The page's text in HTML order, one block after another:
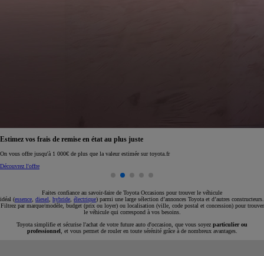
Réservez en ligne votre occasion pour 1€ seulement
Réservez en ligne
Faites confiance au savoir-faire de Toyota Occasions pour trouver le véhicule
idéal (essence diesel hybride électrique) parmi une large sélection d’annonces Toyota et d’autres constructeurs.
Filtrez par marque/modèle, budget (prix ou loyer) ou localisation (ville, code postal et concession) pour trouver
le véhicule qui correspond à vos besoins.
Toyota simplifie et sécurise l'achat de votre future auto d'occasion, que vous soyez particulier ou
professionnel , et vous permet de rouler en toute sérénité grâce à de nombreux avantages.